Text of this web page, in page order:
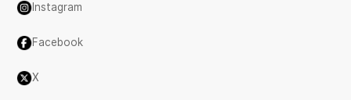
Instagram
Facebook
X